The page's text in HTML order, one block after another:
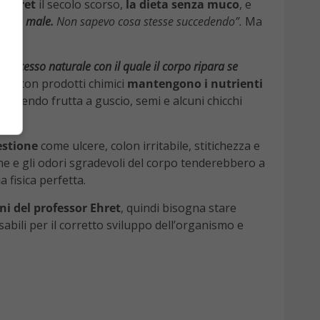
Ehret il secolo scorso, la dieta senza muco, e
male. Non sapevo cosa stesse succedendo”. Ma
processo naturale con il quale il corpo ripara se
con prodotti chimici mantengono i nutrienti
frutta a guscio, semi e alcuni chicchi
come ulcere, colon irritabile, stitichezza e
e gli odori sgradevoli del corpo tenderebbero a
fisica perfetta.
del professor Ehret, quindi bisogna stare
per il corretto sviluppo dell’organismo e